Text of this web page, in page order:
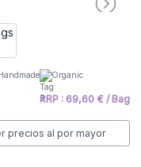
Organic
RRP : 69,60 € / Bag
precios al por mayor